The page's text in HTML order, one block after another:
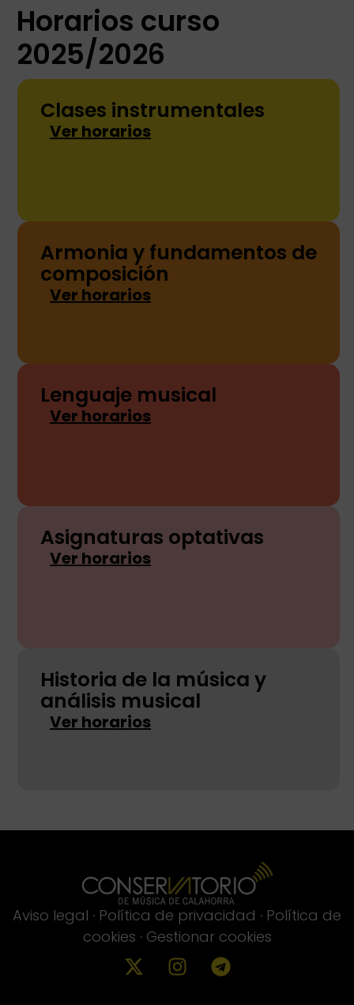
Horarios curso
2025/2026
Clases instrumentales
Ver horarios
Armonia y fundamentos de
composición
Ver horarios
Lenguaje musical
Ver horarios
Asignaturas optativas
Ver horarios
Historia de la música y
análisis musical
Ver horarios
Aviso legal · Política de privacidad · Política de
cookies · Gestionar cookies